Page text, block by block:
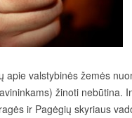
apie valstybinės žemės
žinoti nebūtina.
ir Pagėgių skyriaus